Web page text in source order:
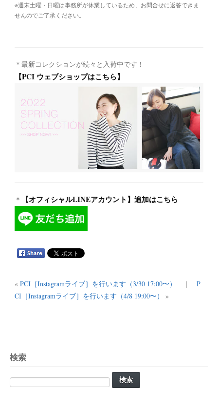
※週末土曜・日曜は事務所が休業しているため、お問合せに返答できま
せんのでご了承ください。
＊最新コレクションが続々と入荷中です！
【PCI ウェブショップはこちら】
＊ 【オフィシャルLINEアカウント】追加はこちら
« PCI［Instagramライブ］を行います（3/30 17:00〜） ｜ P
CI［Instagramライブ］を行います（4/8 19:00〜）
»
検索
検
索: